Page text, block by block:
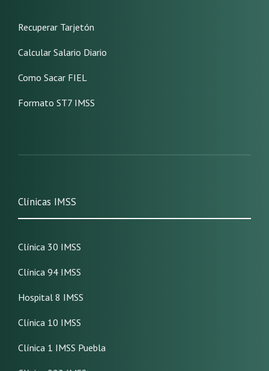
Recuperar Tarjetón
Calcular Salario Diario
Como Sacar FIEL
Formato ST7 IMSS
Clínicas IMSS
Clínica 30 IMSS
Clínica 94 IMSS
Hospital 8 IMSS
Clínica 10 IMSS
Clínica 1 IMSS Puebla